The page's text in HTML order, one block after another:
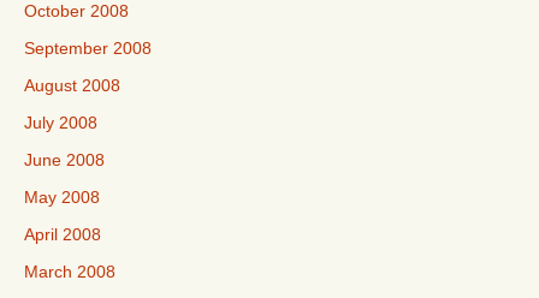
October 2008
September 2008
August 2008
July 2008
June 2008
May 2008
April 2008
March 2008